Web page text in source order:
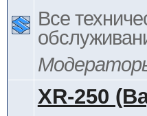
Все
XR-250